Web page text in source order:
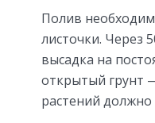
Полив
листочки. Через
высадка на
открытый грунт
растений должно